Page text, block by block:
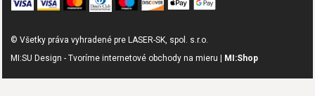
© Všetky práva vyhradené pre LASER-SK, spol. s.r.o.
MI:SU Design - Tvoríme internetové obchody na mieru |
MI:Shop